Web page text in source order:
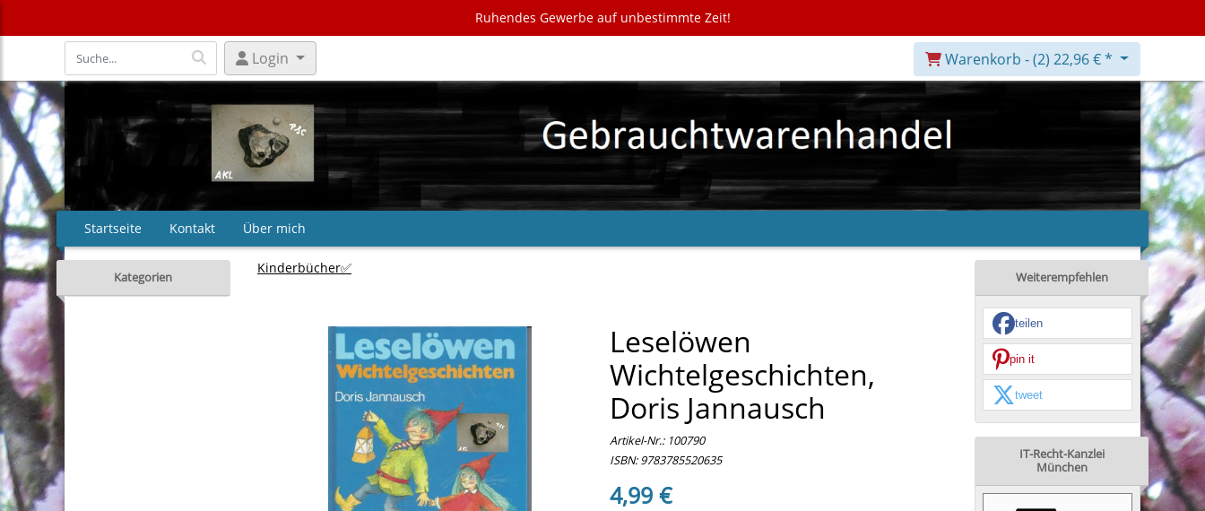
Ruhendes Gewerbe auf unbestimmte Zeit!
Login Warenkorb -(2) 22,96 € *
Startseite Kontakt Über mich
Kategorien
Kinderbücher✅
Leselöwen
Wichtelgeschichten,
Doris Jannausch
Artikel-Nr.: 100790
ISBN: 9783785520635
4,99 €
Weiterempfehlen
teilen
pin it
tweet
IT-Recht-Kanzlei
München